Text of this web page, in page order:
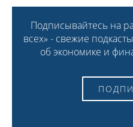
Подписывайтесь на
всех» - свежие
об экономике и